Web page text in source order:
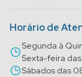
Horário de
Segunda à
Sexta-feira
Sábados das